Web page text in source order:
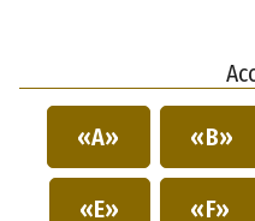
«A» «B»
«E» «F»